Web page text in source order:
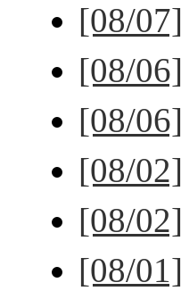
[08/07]
[08/06]
[08/06]
[08/02]
[08/02]
[08/01]